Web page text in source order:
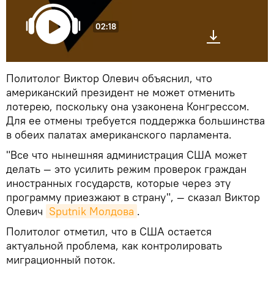
02:18
Политолог Виктор Олевич объяснил, что
американский президент не может отменить
лотерею, поскольку она узаконена Конгрессом.
Для ее отмены требуется поддержка большинства
в обеих палатах американского парламента.
"Все что нынешняя администрация США может
делать — это усилить режим проверок граждан
иностранных государств, которые через эту
программу приезжают в страну", — сказал Виктор
Олевич Sputnik Молдова .
Политолог отметил, что в США остается
актуальной проблема, как контролировать
миграционный поток.